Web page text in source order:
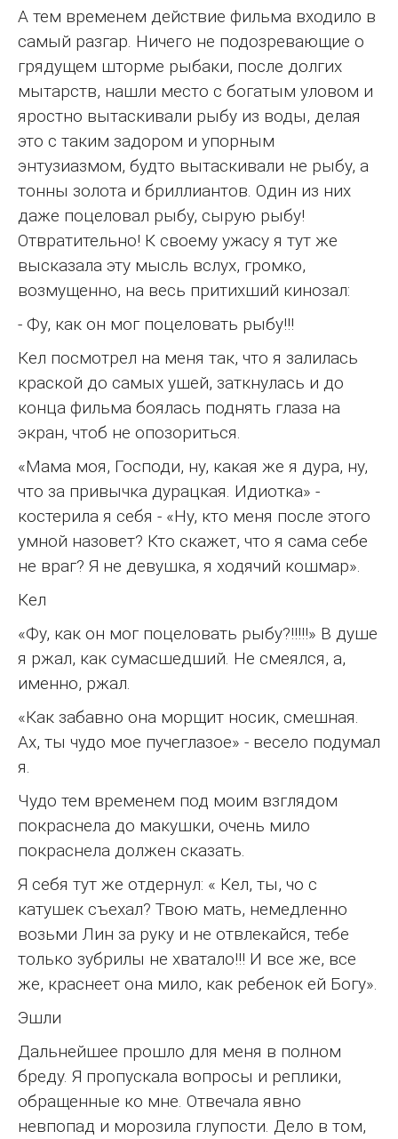
А тем временем действие фильма входило в
самый разгар. Ничего не подозревающие о
грядущем шторме рыбаки, после долгих
мытарств, нашли место с богатым уловом и
яростно вытаскивали рыбу из воды, делая
это с таким задором и упорным
энтузиазмом, будто вытаскивали не рыбу, а
тонны золота и бриллиантов. Один из них
даже поцеловал рыбу, сырую рыбу!
Отвратительно! К своему ужасу я тут же
высказала эту мысль вслух, громко,
возмущенно, на весь притихший кинозал:
- Фу, как он мог поцеловать рыбу!!!
Кел посмотрел на меня так, что я залилась
краской до самых ушей, заткнулась и до
конца фильма боялась поднять глаза на
экран, чтоб не опозориться.
«Мама моя, Господи, ну, какая же я дура, ну,
что за привычка дурацкая. Идиотка» -
костерила я себя - «Ну, кто меня после этого
умной назовет? Кто скажет, что я сама себе
не враг? Я не девушка, я ходячий кошмар».
Кел
«Фу, как он мог поцеловать рыбу?!!!!!» В душе
я ржал, как сумасшедший. Не смеялся, а,
именно, ржал.
«Как забавно она морщит носик, смешная.
Ах, ты чудо мое пучеглазое» - весело подумал
я.
Чудо тем временем под моим взглядом
покраснела до макушки, очень мило
покраснела должен сказать.
Я себя тут же отдернул: « Кел, ты, чо с
катушек съехал? Твою мать, немедленно
возьми Лин за руку и не отвлекайся, тебе
только зубрилы не хватало!!! И все же, все
же, краснеет она мило, как ребенок ей Богу».
Эшли
Дальнейшее прошло для меня в полном
бреду. Я пропускала вопросы и реплики,
обращенные ко мне. Отвечала явно
невпопад и морозила глупости. Дело в том,